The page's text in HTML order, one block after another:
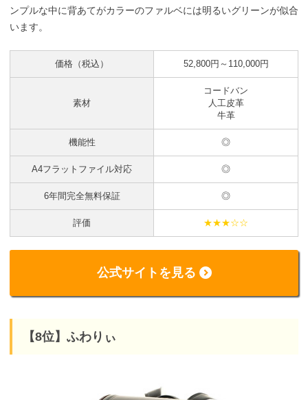
ンプルな中に背あてがカラーのファルベには明るいグリーンが似合
います。
価格（税込） 52,800円～110,000円
素材
コードバン
人工皮革
牛革
機能性 ◎
A4フラットファイル対応 ◎
6年間完全無料保証 ◎
評価 ★★★☆☆
公式サイトを見る
【8位】ふわりぃ